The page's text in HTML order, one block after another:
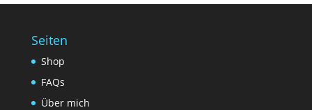
Seiten
Shop
FAQs
Über mich